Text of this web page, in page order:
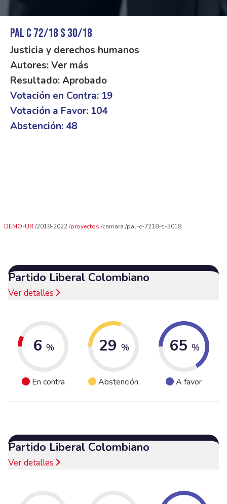
PAL C 72/18 S 30/18
Justicia y derechos humanos
Autores: Ver más
Resultado: Aprobado
Votación en Contra: 19
Votación a Favor: 104
Abstención: 48
DEMO-UR 2018-2022 proyectos camara pal-c-7218-s-3018
Partido Liberal Colombiano
Ver detalles
6 %
En contra
29 %
Abstención
65 %
A favor
Partido Liberal Colombiano
Ver detalles